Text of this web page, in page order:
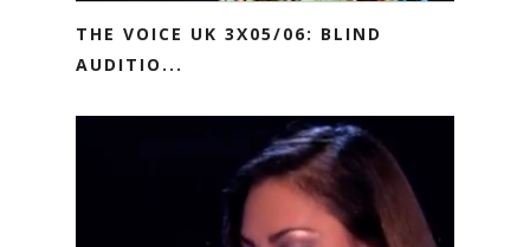
THE VOICE UK 3X05/06: BLIND
AUDITIO...